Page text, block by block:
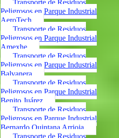
Transporte de Residuos
Peligrosos en Parque Industrial
AeroTech
Transporte de Residuos
Peligrosos en Parque Industrial
Amexhe
Transporte de Residuos
Peligrosos en Parque Industrial
Balvanera
Transporte de Residuos
Peligrosos en Parque Industrial
Benito Juárez
Transporte de Residuos
Peligrosos en Parque Industrial
Bernardo Quintana Arrioja
Transporte de Residuos